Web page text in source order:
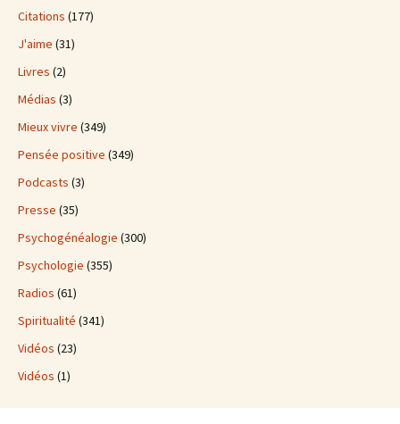
Citations (177)
J'aime (31)
Livres (2)
Médias (3)
Mieux vivre (349)
Pensée positive (349)
Podcasts (3)
Presse (35)
Psychogénéalogie (300)
Psychologie (355)
Radios (61)
Spiritualité (341)
Vidéos (23)
Vidéos (1)